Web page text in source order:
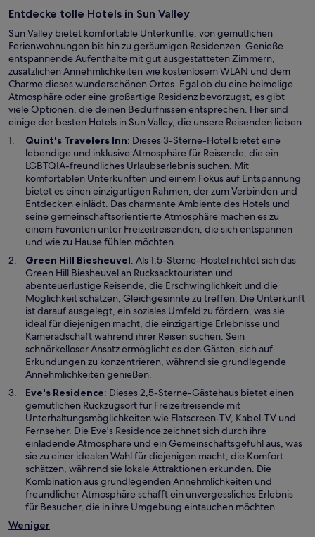
Entdecke tolle Hotels in Sun Valley
Sun Valley bietet komfortable Unterkünfte, von gemütlichen
Ferienwohnungen bis hin zu geräumigen Residenzen. Genieße
entspannende Aufenthalte mit gut ausgestatteten Zimmern,
zusätzlichen Annehmlichkeiten wie kostenlosem WLAN und dem
Charme dieses wunderschönen Ortes. Egal ob du eine heimelige
Atmosphäre oder eine großartige Residenz bevorzugst, es gibt
viele Optionen, die deinen Bedürfnissen entsprechen. Hier sind
einige der besten Hotels in Sun Valley, die unsere Reisenden lieben:
Quint's Travelers InnW
i
r
d
i
n
e
i
n
e
m
n
e
u
e
n
F
e
n
s
t
e
r
g
e
ö
f
f
n
e
: Dieses 3-Sterne-Hotel bietet eine
lebendige und inklusive Atmosphäre für Reisende, die ein
LGBTQIA-freundliches Urlaubserlebnis suchen. Mit
komfortablen Unterkünften und einem Fokus auf Entspannung
bietet es einen einzigartigen Rahmen, der zum Verbinden und
Entdecken einlädt. Das charmante Ambiente des Hotels und
seine gemeinschaftsorientierte Atmosphäre machen es zu
einem Favoriten unter Freizeitreisenden, die sich entspannen
und wie zu Hause fühlen möchten.
Green Hill BiesheuvelW
i
r
d
i
n
e
i
n
e
n
e
u
e
n
F
e
n
s
t
: Als 1,5-Sterne-Hostel richtet sich das
Green Hill Biesheuvel an Rucksacktouristen und
abenteuerlustige Reisende, die Erschwinglichkeit und die
Möglichkeit schätzen, Gleichgesinnte zu treffen. Die Unterkunft
ist darauf ausgelegt, ein soziales Umfeld zu fördern, was sie
ideal für diejenigen macht, die einzigartige Erlebnisse und
Kameradschaft während ihrer Reisen suchen. Sein
schnörkelloser Ansatz ermöglicht es den Gästen, sich auf
Erkundungen zu konzentrieren, während sie grundlegende
Annehmlichkeiten genießen.
Eve's ResidenceW
i
r
d
i
n
e
i
n
e
: Dieses 2,5-Sterne-Gästehaus bietet einen
gemütlichen Rückzugsort für Freizeitreisende mit
Unterhaltungsmöglichkeiten wie Flatscreen-TV, Kabel-TV und
Fernseher. Die Eve's Residence zeichnet sich durch ihre
einladende Atmosphäre und ein Gemeinschaftsgefühl aus, was
sie zu einer idealen Wahl für diejenigen macht, die Komfort
schätzen, während sie lokale Attraktionen erkunden. Die
Kombination aus grundlegenden Annehmlichkeiten und
freundlicher Atmosphäre schafft ein unvergessliches Erlebnis
für Besucher, die in ihre Umgebung eintauchen möchten.
Weniger